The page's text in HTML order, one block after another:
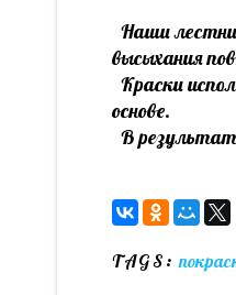
Наши
высыхания
Краски
основе.
В
TAGS: